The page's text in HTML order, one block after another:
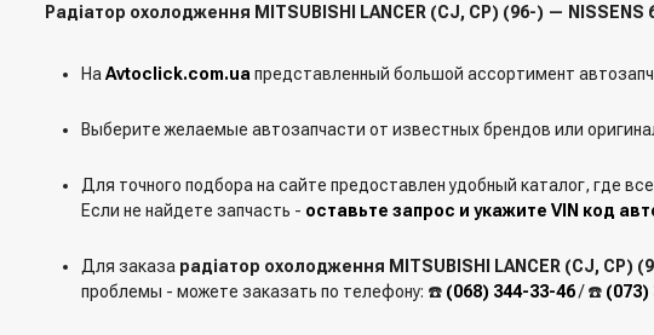
Радіатор охолодження MITSUBISHI LANCER (CJ, CP) (96-) —
На Avtoclick.com.ua представленный большой ассортимент
Выберите желаемые автозапчасти от известных брендов или
Для точного подбора на сайте предоставлен удобный каталог, где
Если не найдете запчасть - оставьте запрос и укажите VIN код
Для заказа радіатор охолодження MITSUBISHI LANCER (CJ, CP)
проблемы - можете заказать по телефону: ☎️ (068) 344-33-46/ ☎️ (073)